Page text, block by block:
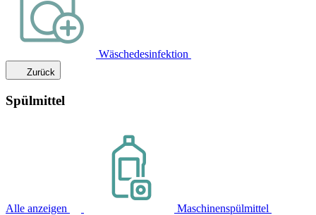
Wäschedesinfektion
Zurück
Spülmittel
Alle anzeigen Maschinenspülmittel